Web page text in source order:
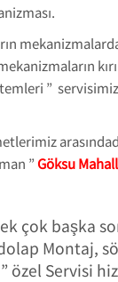
”
”Göksu
çok başka
Montaj,
” özel Servisi